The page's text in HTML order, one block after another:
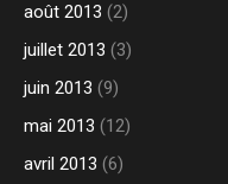
août 2013 (2)
juillet 2013 (3)
juin 2013 (9)
mai 2013 (12)
avril 2013 (6)